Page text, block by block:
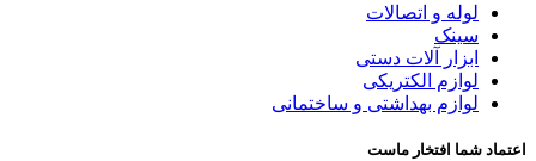
لوله و اتصالات
سینک
ابزار آلات دستی
لوازم الکتریکی
لوازم بهداشتی و ساختمانی
اعتماد شما افتخار ماست